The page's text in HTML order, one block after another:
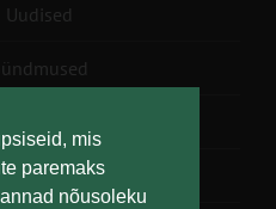
mis
paremaks
nõusoleku
Uudised
Teabesalv